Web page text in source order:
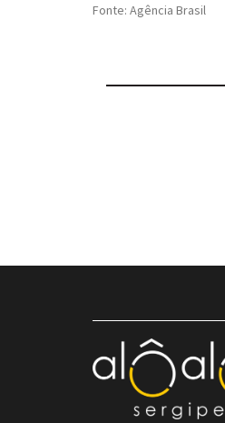
Fonte: Agência Brasil